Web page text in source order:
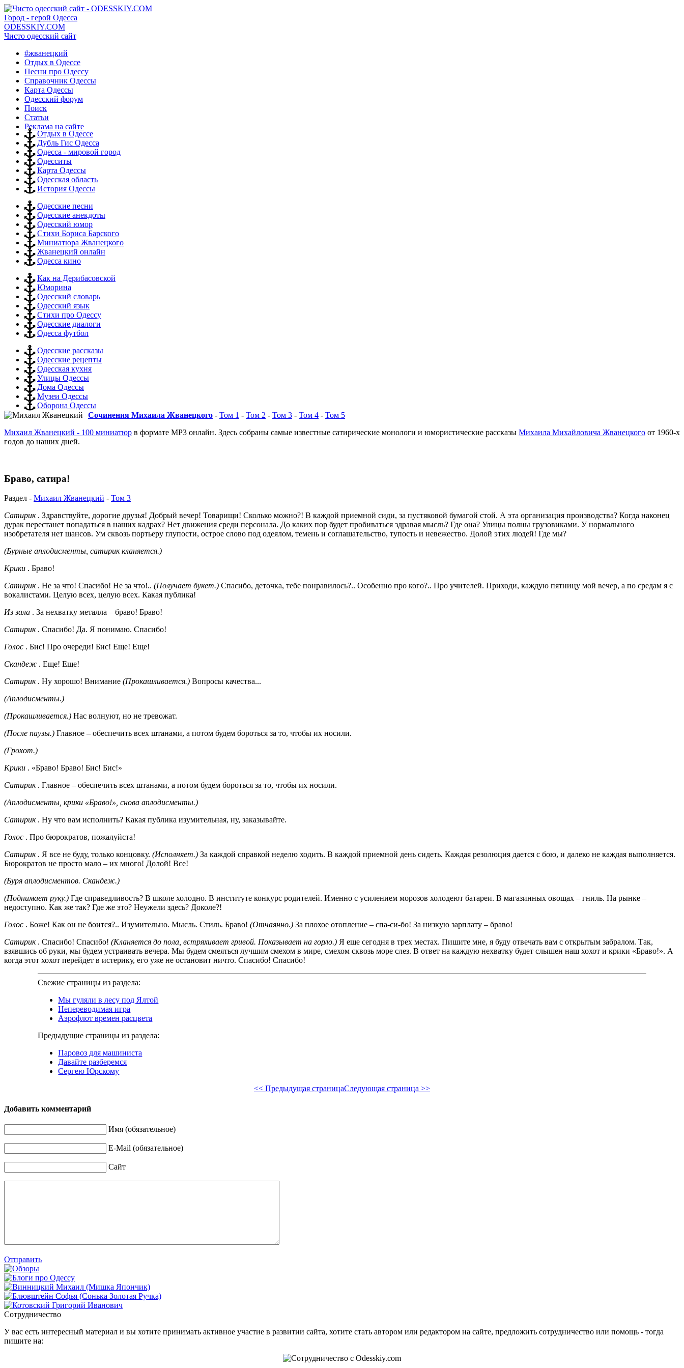
Город - герой Одесса
ODESSKIY.COM
Чисто одесский сайт
#жванецкий
Отдых в Одессе
Песни про Одессу
Справочник Одессы
Карта Одессы
Одесский форум
Поиск
Статьи
Реклама на сайте
Отдых в Одессе
Дубль Гис Одесса
Одесса - мировой город
Одесситы
Карта Одессы
Одесская область
История Одессы
Одесские песни
Одесские анекдоты
Одесский юмор
Стихи Бориса Барского
Миниатюра Жванецкого
Жванецкий онлайн
Одесса кино
Как на Дерибасовской
Юморина
Одесский словарь
Одесский язык
Стихи про Одессу
Одесские диалоги
Одесса футбол
Одесские рассказы
Одесские рецепты
Одесская кухня
Улицы Одессы
Дома Одессы
Музеи Одессы
Оборона Одессы
Сочинения Михаила Жванецкого - Том 1 - Том 2 - Том 3 - Том 4 - Том 5
Михаил Жванецкий - 100 миниатюр в формате MP3 онлайн. Здесь собраны самые известные сатирические монологи и юмористические рассказы Михаила Михайловича Жванецкого от 1960-х
годов до наших дней.
Браво, сатира!
Раздел - Михаил Жванецкий - Том 3
Сатирик. Здравствуйте, дорогие друзья! Добрый вечер! Товарищи! Сколько можно?! В каждой приемной сиди, за пустяковой бумагой стой. А эта организация производства? Когда наконец
дурак перестанет попадаться в наших кадрах? Нет движения среди персонала. До каких пор будет пробиваться здравая мысль? Где она? Улицы полны грузовиками. У нормального
изобретателя нет шансов. Ум сквозь портьеру глупости, острое слово под одеялом, темень и соглашательство, тупость и невежество. Долой этих людей! Где мы?
(Бурные аплодисменты, сатирик кланяется.)
Крики . Браво!
Сатирик. Не за что! Спасибо! Не за что!.. (Получает букет.) Спасибо, деточка, тебе понравилось?.. Особенно про кого?.. Про учителей. Приходи, каждую пятницу мой вечер, а по средам я с
вокалистами. Целую всех, целую всех. Какая публика!
Из зала . За нехватку металла – браво! Браво!
Сатирик. Спасибо! Да. Я понимаю. Спасибо!
Голос . Бис! Про очереди! Бис! Еще! Еще!
Скандеж . Еще! Еще!
Сатирик. Ну хорошо! Внимание (Прокашливается.) Вопросы качества...
(Аплодисменты.)
(Прокашливается.) Нас волнуют, но не тревожат.
(После паузы.) Главное – обеспечить всех штанами, а потом будем бороться за то, чтобы их носили.
(Грохот.)
Крики . «Браво! Браво! Бис! Бис!»
Сатирик. Главное – обеспечить всех штанами, а потом будем бороться за то, чтобы их носили.
(Аплодисменты, крики «Браво!», снова аплодисменты.)
Сатирик. Ну что вам исполнить? Какая публика изумительная, ну, заказывайте.
Голос . Про бюрократов, пожалуйста!
Сатирик. Я все не буду, только концовку. (Исполняет.) За каждой справкой неделю ходить. В каждой приемной день сидеть. Каждая резолюция дается с бою, и далеко не каждая выполняется.
Бюрократов не просто мало – их много! Долой! Все!
(Буря аплодисментов. Скандеж.)
(Поднимает руку.) Где справедливость? В школе холодно. В институте конкурс родителей. Именно с усилением морозов холодеют батареи. В магазинных овощах – гниль. На рынке –
недоступно. Как же так? Где же это? Неужели здесь? Доколе?!
Голос . Боже! Как он не боится?.. Изумительно. Мысль. Стиль. Браво! (Отчаянно.) За плохое отопление – спа-си-бо! За низкую зарплату – браво!
Сатирик. Спасибо! Спасибо! (Кланяется до пола, встряхивает гривой. Показывает на горло.) Я еще сегодня в трех местах. Пишите мне, я буду отвечать вам с открытым забралом. Так,
взявшись об руки, мы будем устраивать вечера. Мы будем смеяться лучшим смехом в мире, смехом сквозь море слез. В ответ на каждую нехватку будет слышен наш хохот и крики «Браво!». А
когда этот хохот перейдет в истерику, его уже не остановит ничто. Спасибо! Спасибо!
Свежие страницы из раздела:
Мы гуляли в лесу под Ялтой
Непереводимая игра
Аэрофлот времен расцвета
Предыдущие страницы из раздела:
Паровоз для машиниста
Давайте разберемся
Сергею Юрскому
<< Предыдущая страницаСледующая страница >>
Добавить комментарий
Имя (обязательное)
E-Mail (обязательное)
Сайт
Отправить
Сотрудничество
У вас есть интересный материал и вы хотите принимать активное участие в развитии сайта, хотите стать автором или редактором на сайте, предложить сотрудничество или помощь - тогда
пишите на: